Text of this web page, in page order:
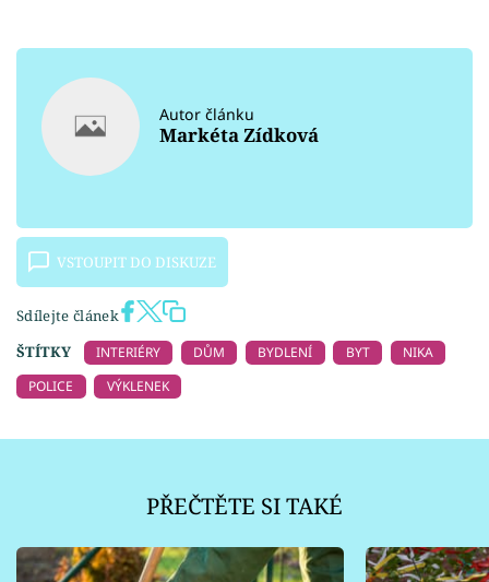
Autor článku
Markéta Zídková
VSTOUPIT DO DISKUZE
Sdílejte článek
ŠTÍTKY
INTERIÉRY DŮM BYDLENÍ BYT
NIKA
POLICE
VÝKLENEK
PŘEČTĚTE SI TAKÉ